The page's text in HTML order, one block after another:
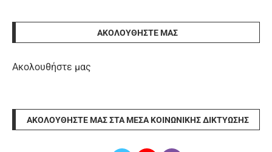
ΑΚΟΛΟΥΘΉΣΤΕ ΜΑΣ
Ακολουθήστε μας
ΑΚΟΛΟΥΘΉΣΤΕ ΜΑΣ ΣΤΑ ΜΈΣΑ ΚΟΙΝΩΝΙΚΉΣ ΔΙΚΤΎΩΣΗΣ